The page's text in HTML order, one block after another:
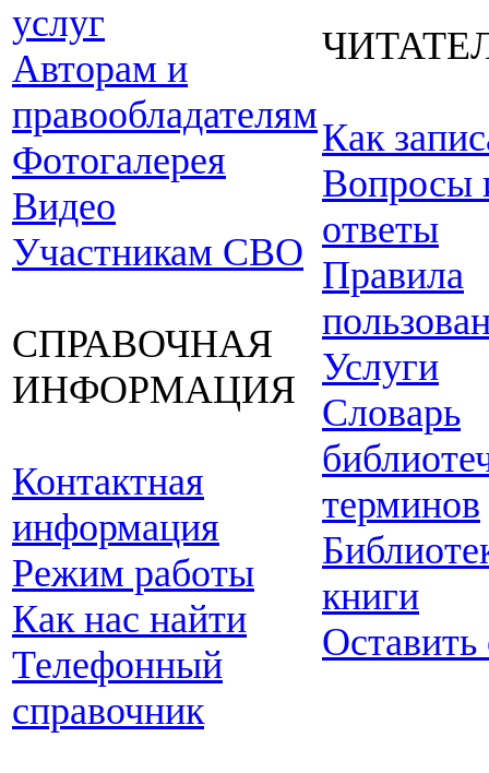
услуг
Авторам и
правообладателям
Фотогалерея
Видео
Участникам СВО
СПРАВОЧНАЯ
ИНФОРМАЦИЯ
Контактная
информация
Режим работы
Как нас найти
Телефонный
справочник
Как
Вопросы
ответы
Правила
Услуги
Словарь
терминов
книги
Оставить